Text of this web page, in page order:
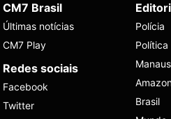
CM7 Brasil
Últimas notícias
CM7 Play
Redes sociais
Facebook
Twitter
Polícia
Política
Manaus
Brasil